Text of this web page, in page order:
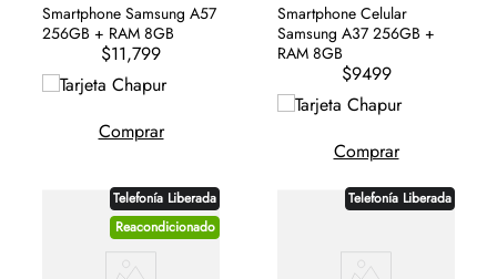
Smartphone Samsung A57
256GB + RAM 8GB
$11,799
Comprar
Smartphone Celular
Samsung A37 256GB +
RAM 8GB
$9499
Comprar
Telefonía Liberada
Reacondicionado
Telefonía Liberada